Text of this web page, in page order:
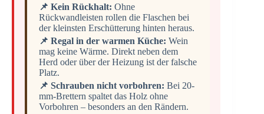
📌 Kein Rückhalt: Ohne
Rückwandleisten rollen die Flaschen bei
der kleinsten Erschütterung hinten heraus.
📌 Regal in der warmen Küche: Wein
mag keine Wärme. Direkt neben dem
Herd oder über der Heizung ist der falsche
Platz.
📌 Schrauben nicht vorbohren: Bei 20-
mm-Brettern spaltet das Holz ohne
Vorbohren – besonders an den Rändern.